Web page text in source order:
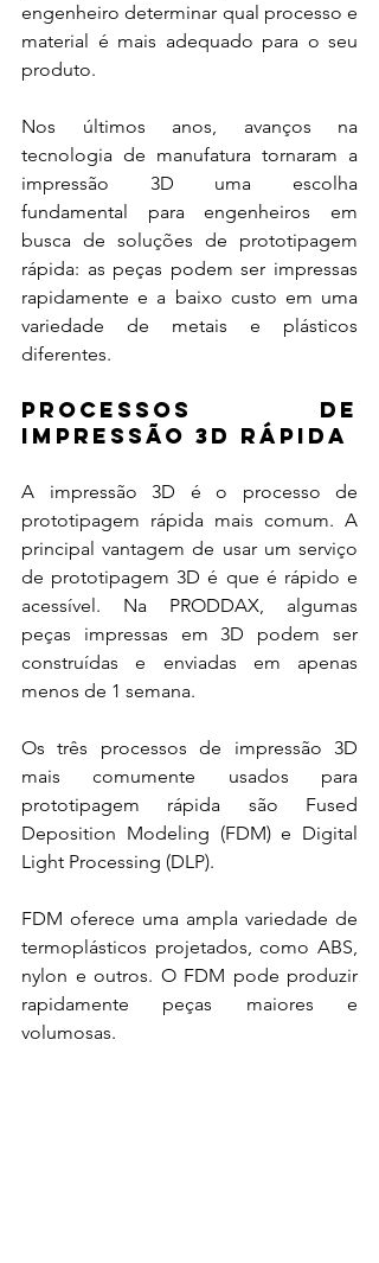
engenheiro determinar qual processo e
material é mais adequado para o seu
produto.
Nos últimos anos, avanços na
tecnologia de manufatura tornaram a
impressão 3D uma escolha
fundamental para engenheiros em
busca de soluções de prototipagem
rápida: as peças podem ser impressas
rapidamente e a baixo custo em uma
variedade de metais e plásticos
diferentes.
Processos de
Impressão 3D Rápida
A impressão 3D é o processo de
prototipagem rápida mais comum. A
principal vantagem de usar um serviço
de prototipagem 3D é que é rápido e
acessível. Na PRODDAX, algumas
peças impressas em 3D podem ser
construídas e enviadas em apenas
menos de 1 semana.
Os três processos de impressão 3D
mais comumente usados para
prototipagem rápida são Fused
Deposition Modeling (FDM) e Digital
Light Processing (DLP).
FDM oferece uma ampla variedade de
termoplásticos projetados, como ABS,
nylon e outros. O FDM pode produzir
rapidamente peças maiores e
volumosas.